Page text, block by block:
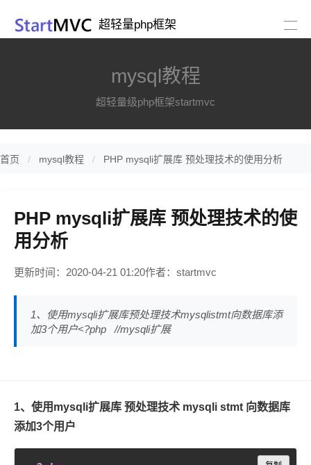
超轻量php框架
mysql教程
超轻量级php框架startmvc
首页 mysql教程 PHP mysqli扩展库 预处理技术的使用分析
PHP mysqli扩展库 预处理技术的使
用分析
更新时间：2020-04-21 01:20作者：startmvc
1、使用mysqli扩展库预处理技术mysqlistmt向数据库添
加3个用户<?php //mysqli扩展
1、使用mysqli扩展库 预处理技术 mysqli stmt 向数据库
添加3个用户
Copy